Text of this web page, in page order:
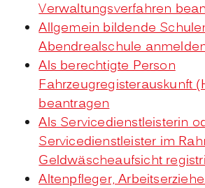
Verwaltungsverfahren
Allgemein bildende
Abendrealschule
Als berechtigte Person
Fahrzeugregisterauskunft
beantragen
Als Servicedienstleisterin
Servicedienstleister im
Geldwäscheaufsicht
Altenpfleger,